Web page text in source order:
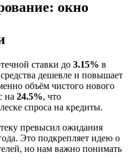
окно
ставки до 3.15% в
дешевле и повышает
объём чистого нового
на 24.5%, что
спроса на кредиты.
превысил ожидания
Это подкрепляет идею о
но нам важно понимать